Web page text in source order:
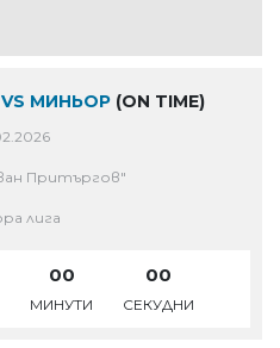
МИНЬОР (ON TIME)
Притъргов"
лига
00
МИНУТИ
00
СЕКУДНИ